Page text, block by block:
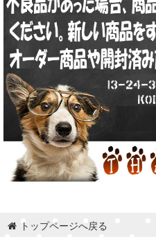
トップページへ戻る